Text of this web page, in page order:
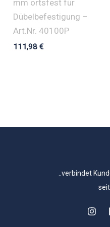
mm ortsfest für
Dübelbefestigung –
Art.Nr. 40100P
111,98€
..verbindet